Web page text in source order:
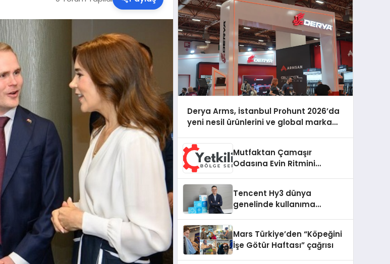
Derya Arms, İstanbul Prohunt 2026’da
yeni nesil ürünlerini ve global marka
Mutfaktan Çamaşır
Odasına Evin Ritmini
Destek Deneyimi
Tencent Hy3 dünya
genelinde kullanıma
Mars Türkiye’den “Köpeğini
İşe Götür Haftası” çağrısı